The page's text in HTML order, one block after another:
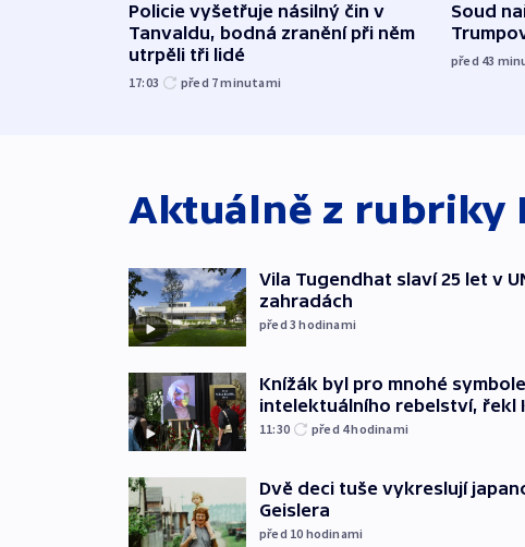
Policie vyšetřuje násilný čin v
Tanvaldu, bodná zranění při něm
utrpěli tři lidé
17:03 před 7minutami
Soud
před 43
Aktuálně z rubriky
Vila Tugendhat slaví 25 let v
zahradách
před 3hodinami
Knížák byl pro mnohé
intelektuálního rebelství, řekl
11:30 před 4hodinami
Dvě deci tuše vykreslují
Geislera
před 10 hodinami